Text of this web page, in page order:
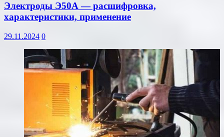
Электроды Э50А — расшифровка,
характеристики, применение
29.11.2024 0